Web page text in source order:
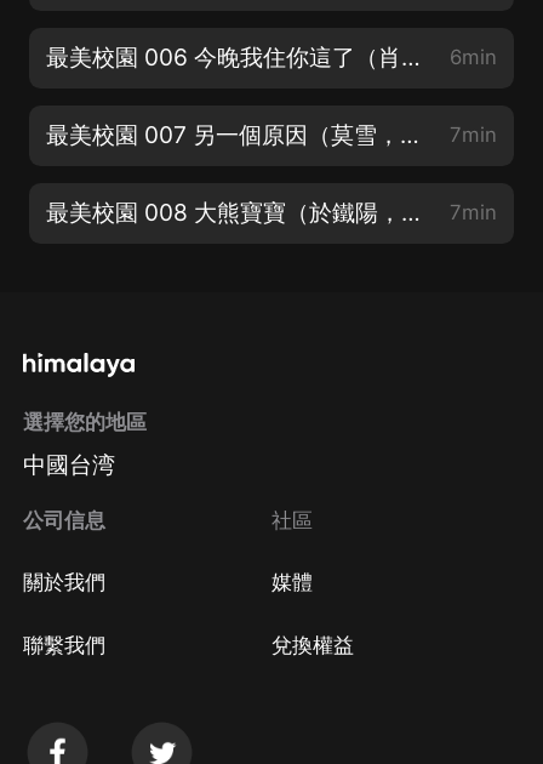
最美校園 006 今晚我住你這了（肖雲，對軌：星辰大海浪） 6min
最美校園 007 另一個原因（莫雪，冉靜，張小喬：墨語無聞） 7min
最美校園 008 大熊寶寶（於鐵陽，后期：CV-溫言） 7min
選擇您的地區
中國台湾
公司信息
關於我們
聯繫我們
社區
媒體
兌換權益